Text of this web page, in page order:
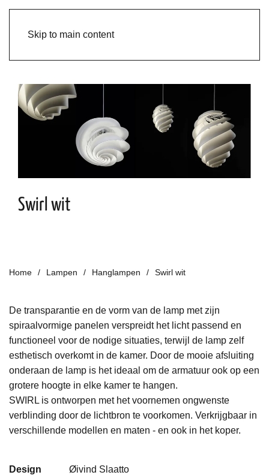
Skip to main content
Swirl wit
Home Lampen Hanglampen Swirl wit
De transparantie en de vorm van de lamp met zijn
spiraalvormige panelen verspreidt het licht passend en
functioneel voor de nodige situaties, terwijl de lamp zelf
esthetisch overkomt in de kamer. Door de mooie afsluiting
onderaan de lamp is het ideaal om de armatuur ook op een
grotere hoogte in elke kamer te hangen.
SWIRL is ontworpen met het voornemen ongwenste
verblinding door de lichtbron te voorkomen. Verkrijgbaar in
verschillende modellen en maten - en ook in het koper.
Design Øivind Slaatto